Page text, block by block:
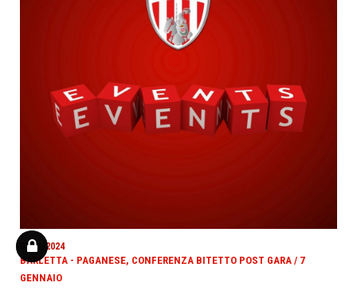
07/01/2024
BARLETTA - PAGANESE, CONFERENZA BITETTO POST GARA / 7
GENNAIO